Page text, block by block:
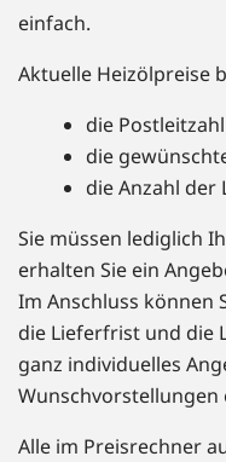
einfach.
Aktuelle Heizölpreise
die
die
die Anzahl der
Sie müssen lediglich
erhalten Sie ein
Im Anschluss können
die Lieferfrist und die
ganz individuelles
Wunschvorstellungen
Alle im Preisrechner